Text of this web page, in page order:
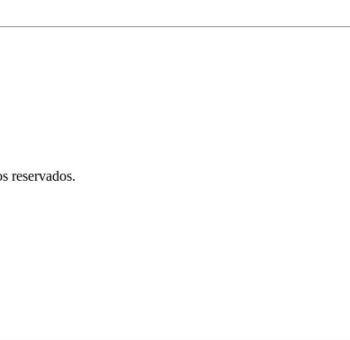
reservados.